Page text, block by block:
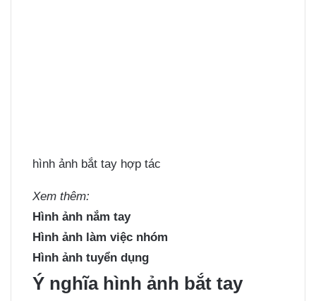
hình ảnh bắt tay hợp tác
Xem thêm:
Hình ảnh nắm tay
Hình ảnh làm việc nhóm
Hình ảnh tuyển dụng
Ý nghĩa hình ảnh bắt tay